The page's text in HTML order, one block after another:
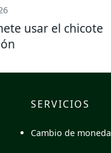
usar el chicote
SERVICIOS
Cambio de moneda